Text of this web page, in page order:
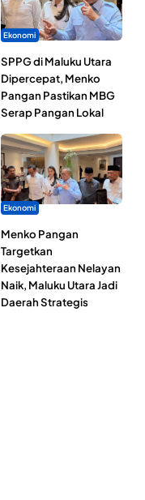
Ekonomi
SPPG di Maluku Utara
Dipercepat, Menko
Pangan Pastikan MBG
Serap Pangan Lokal
Ekonomi
Menko Pangan
Targetkan
Kesejahteraan Nelayan
Naik, Maluku Utara Jadi
Daerah Strategis